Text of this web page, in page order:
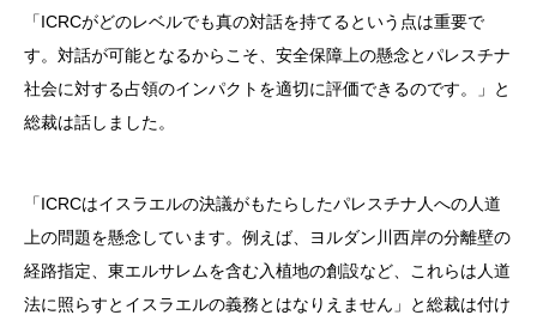
「ICRCがどのレベルでも真の対話を持てるという点は重要で
す。対話が可能となるからこそ、安全保障上の懸念とパレスチナ
社会に対する占領のインパクトを適切に評価できるのです。」と
総裁は話しました。
「ICRCはイスラエルの決議がもたらしたパレスチナ人への人道
上の問題を懸念しています。例えば、ヨルダン川西岸の分離壁の
経路指定、東エルサレムを含む入植地の創設など、これらは人道
法に照らすとイスラエルの義務とはなりえません」と総裁は付け